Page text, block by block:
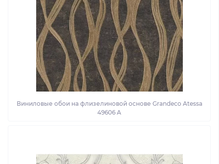
Виниловые обои на флизелиновой основе Grandeco Atessa
49606 A